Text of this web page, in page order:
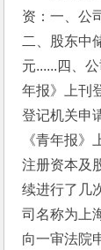
资：一、公
二、股东中
元......四、
年报》上刊
登记机关申
《青年报
注册资本及
续进行了几
司名称为上
向一审法院